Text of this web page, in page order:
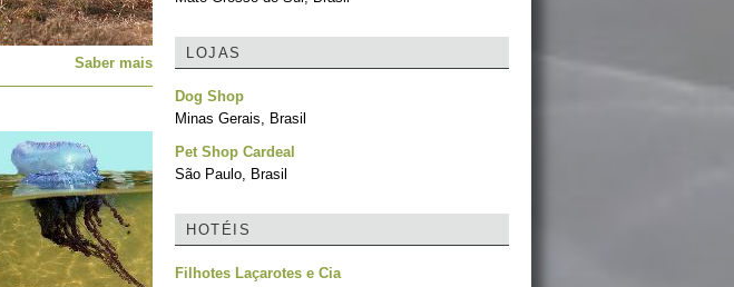
Saber mais
LOJAS
Dog Shop
Minas Gerais, Brasil
Pet Shop Cardeal
São Paulo, Brasil
HOTÉIS
Filhotes Laçarotes e Cia